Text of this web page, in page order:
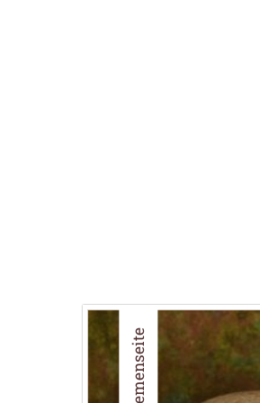
Themenseite